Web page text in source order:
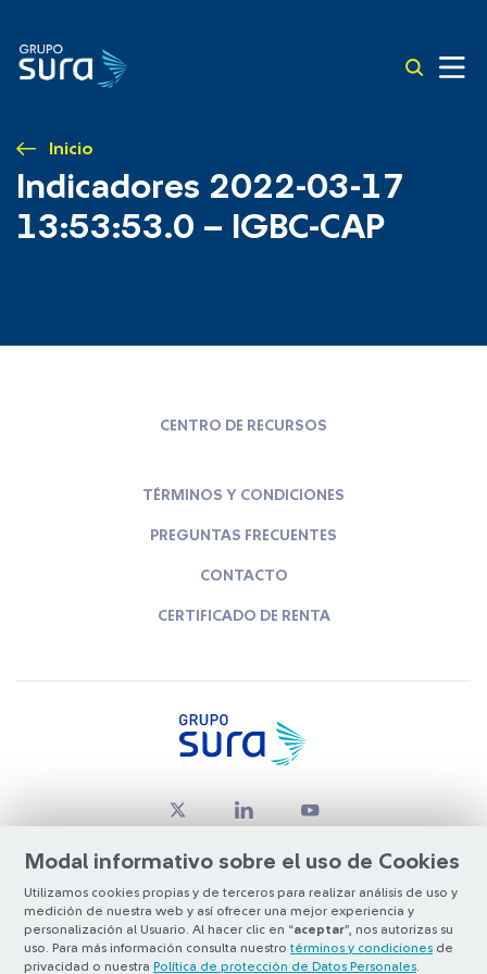
Inicio
Indicadores 2022-03-17
13:53:53.0 – IGBC-CAP
Modal informativo sobre el uso de Cookies
Utilizamos cookies propias y de terceros para realizar análisis de uso y
medición de nuestra web y así ofrecer una mejor experiencia y
personalización al Usuario. Al hacer clic en “aceptar”, nos autorizas su
uso. Para más información consulta nuestro términos y condiciones de
privacidad o nuestra Política de protección de Datos Personales
CENTRO DE RECURSOS
TÉRMINOS Y CONDICIONES
PREGUNTAS FRECUENTES
CONTACTO
CERTIFICADO DE RENTA
© Copyright Grupo SURA 2026